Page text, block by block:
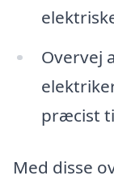
Overvej
præcist
Med disse